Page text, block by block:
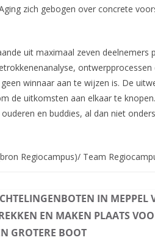
zich gebogen over concrete
uit maximaal zeven deelnemers
winnaar aan te wijzen is. De
de uitkomsten aan elkaar te
en buddies, al dan niet
Regiocampus)/ Team
IN MEPPEL
EN MAKEN PLAATS VOO
GROTERE BOOT